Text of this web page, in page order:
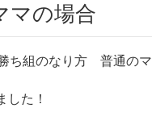
の場合
ち組のなり方 普通の
した！